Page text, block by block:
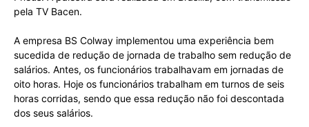
pela TV Bacen.
A empresa BS Colway implementou uma experiência bem
sucedida de redução de jornada de trabalho sem redução de
salários. Antes, os funcionários trabalhavam em jornadas de
oito horas. Hoje os funcionários trabalham em turnos de seis
horas corridas, sendo que essa redução não foi descontada
dos seus salários.